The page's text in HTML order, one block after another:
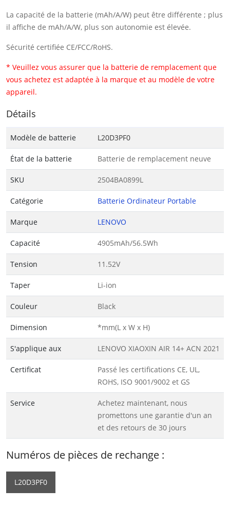
La capacité de la batterie (mAh/A/W) peut être différente ; plus
il affiche de mAh/A/W, plus son autonomie est élevée.
Sécurité certifiée CE/FCC/RoHS.
* Veuillez vous assurer que la batterie de remplacement que
vous achetez est adaptée à la marque et au modèle de votre
appareil.
Détails
Modèle de batterie L20D3PF0
État de la batterie Batterie de remplacement neuve
SKU 2504BA0899L
Catégorie Batterie Ordinateur Portable
Marque LENOVO
Capacité 4905mAh/56.5Wh
Tension 11.52V
Taper Li-ion
Couleur Black
Dimension *mm(L x W x H)
S'applique aux LENOVO XIAOXIN AIR 14+ ACN 2021
Certificat
Passé les certifications CE, UL,
ROHS, ISO 9001/9002 et GS
Service
Achetez maintenant, nous
promettons une garantie d'un an
et des retours de 30 jours
Numéros de pièces de rechange :
L20D3PF0